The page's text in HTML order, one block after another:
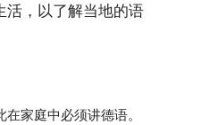
活，以了解当地的语
家庭中必须讲德语。